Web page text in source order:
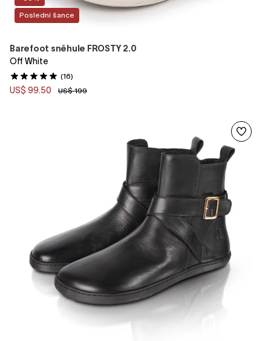
Poslední šance
Barefoot sněhule FROSTY 2.0
Off White
(16)
US$ 99.50 US$ 199